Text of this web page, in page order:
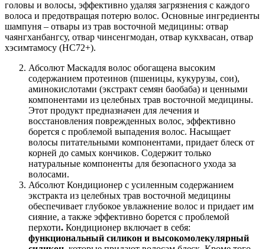
головы и волосы, эффективно удаляя загрязнения с каждого
волоса и предотвращая потерю волос. Основные ингредиенты
шампуня – отвары из трав восточной медицины: отвар
чаянгханбангсу, отвар чинсенгмодан, отвар кукхвасан, отвар
хэсимтамосу (НС72+).
Абсолют Маскадля волос обогащена высоким
содержанием протеинов (пшеницы, кукурузы, сои),
аминокислотами (экстракт семян баобаба) и ценными
компонентами из целебных трав восточной медицины.
Этот продукт предназначен для лечения и
восстановления поврежденных волос, эффективно
борется с проблемой выпадения волос. Насыщает
волосы питательными компонентами, придает блеск от
корней до самых кончиков. Содержит только
натуральные компоненты для безопасного ухода за
волосами.
Абсолют Кондиционер с усиленным содержанием
экстракта из целебных трав восточной медицины
обеспечивает глубокое увлажнение волос и придает им
сияние, а также эффективно борется с проблемой
перхоти. Кондиционер включает в себя:
функциональный силикон и высокомолекулярный